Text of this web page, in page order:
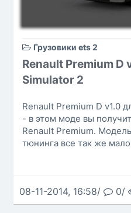
Грузовики ets 2
Renault Premium D
Simulator 2
Renault Premium D v1.0
- в этом моде вы
Renault Premium.
тюнинга все так же
08-11-2014, 16:58/ 0/